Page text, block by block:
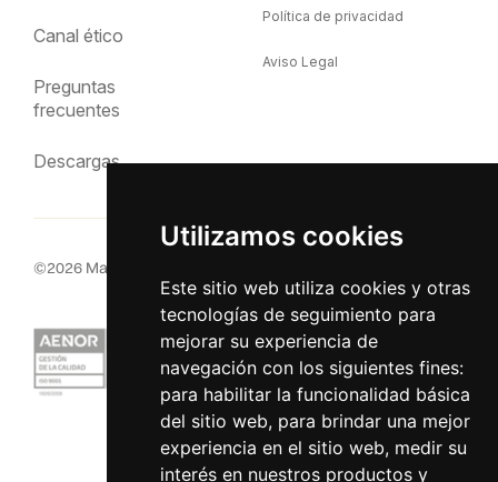
Utilizamos cookies
Este sitio web utiliza cookies y otras
tecnologías de seguimiento para
mejorar su experiencia de
navegación con los siguientes fines:
para habilitar la funcionalidad básica
del sitio web, para brindar una mejor
experiencia en el sitio web, medir su
interés en nuestros productos y
Canal ético
Preguntas
frecuentes
Descargas
Política de privacidad
Aviso Legal
©2026 MacInsular.